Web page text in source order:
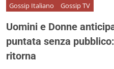
Gossip Italiano Gossip TV
Uomini e Donne
puntata senza
ritorna